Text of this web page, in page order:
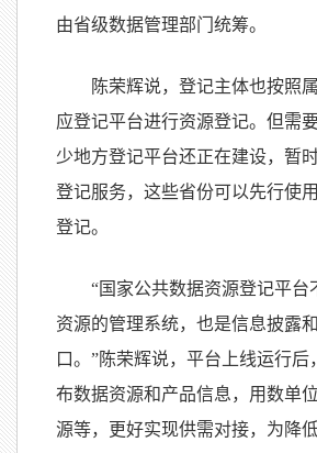
由省级数据管理部门统筹。
陈荣辉说，登记主体也按照
应登记平台进行资源登记。但需
少地方登记平台还正在建设，暂
登记服务，这些省份可以先行使
登记。
“国家公共数据资源登记平台
资源的管理系统，也是信息披露
口。”陈荣辉说，平台上线运行后
布数据资源和产品信息，用数单
源等，更好实现供需对接，为降